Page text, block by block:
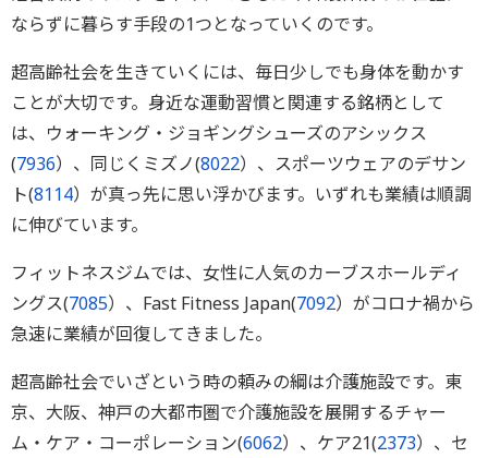
ならずに暮らす手段の1つとなっていくのです。
超高齢社会を生きていくには、毎日少しでも身体を動かす
ことが大切です。身近な運動習慣と関連する銘柄として
は、ウォーキング・ジョギングシューズのアシックス
(7936）、同じくミズノ(8022）、スポーツウェアのデサン
ト(8114）が真っ先に思い浮かびます。いずれも業績は順調
に伸びています。
フィットネスジムでは、女性に人気のカーブスホールディ
ングス(7085）、Fast Fitness Japan(7092）がコロナ禍から
急速に業績が回復してきました。
超高齢社会でいざという時の頼みの綱は介護施設です。東
京、大阪、神戸の大都市圏で介護施設を展開するチャー
ム・ケア・コーポレーション(6062）、ケア21(2373）、セ